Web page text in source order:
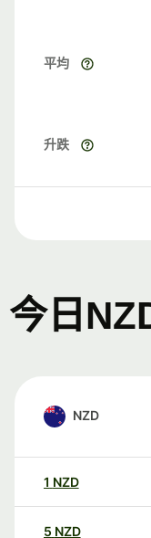
平均
升跌
今日
NZD
1 NZD
5 NZD